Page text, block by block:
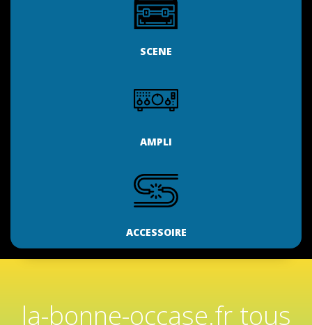
SCENE
AMPLI
ACCESSOIRE
la-bonne-occase.fr tous